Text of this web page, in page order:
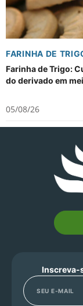
FARINHA DE
Farinha de Trigo:
do derivado em
05/08/26
Inscreva-